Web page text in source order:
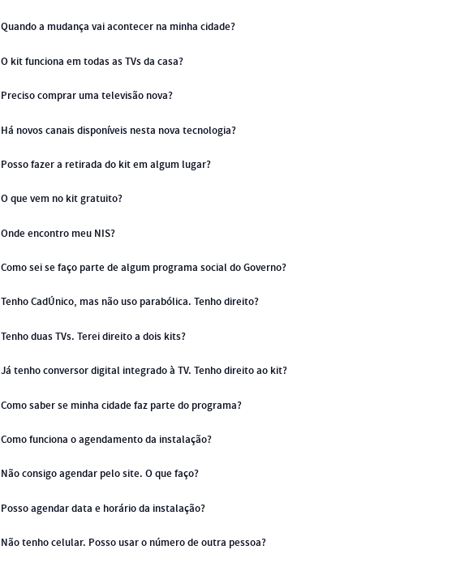
Quando a mudança vai acontecer na minha cidade?
O kit funciona em todas as TVs da casa?
Preciso comprar uma televisão nova?
Há novos canais disponíveis nesta nova tecnologia?
Posso fazer a retirada do kit em algum lugar?
O que vem no kit gratuito?
Onde encontro meu NIS?
Como sei se faço parte de algum programa social do Governo?
Tenho CadÚnico, mas não uso parabólica. Tenho direito?
Tenho duas TVs. Terei direito a dois kits?
Já tenho conversor digital integrado à TV. Tenho direito ao kit?
Como saber se minha cidade faz parte do programa?
Como funciona o agendamento da instalação?
Não consigo agendar pelo site. O que faço?
Posso agendar data e horário da instalação?
Não tenho celular. Posso usar o número de outra pessoa?